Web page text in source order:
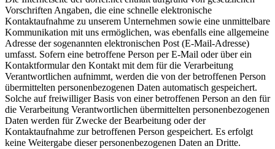
Vorschriften Angaben, die eine schnelle elektronische
Kontaktaufnahme zu unserem Unternehmen sowie eine unmittelbare
Kommunikation mit uns ermöglichen, was ebenfalls eine allgemeine
Adresse der sogenannten elektronischen Post (E-Mail-Adresse)
umfasst. Sofern eine betroffene Person per E-Mail oder über ein
Kontaktformular den Kontakt mit dem für die Verarbeitung
Verantwortlichen aufnimmt, werden die von der betroffenen Person
übermittelten personenbezogenen Daten automatisch gespeichert.
Solche auf freiwilliger Basis von einer betroffenen Person an den für
die Verarbeitung Verantwortlichen übermittelten personenbezogenen
Daten werden für Zwecke der Bearbeitung oder der
Kontaktaufnahme zur betroffenen Person gespeichert. Es erfolgt
keine Weitergabe dieser personenbezogenen Daten an Dritte.